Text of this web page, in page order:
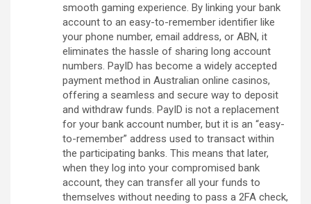
smooth gaming experience. By linking your bank
account to an easy-to-remember identifier like
your phone number, email address, or ABN, it
eliminates the hassle of sharing long account
numbers. PayID has become a widely accepted
payment method in Australian online casinos,
offering a seamless and secure way to deposit
and withdraw funds. PayID is not a replacement
for your bank account number, but it is an “easy-
to-remember” address used to transact within
the participating banks. This means that later,
when they log into your compromised bank
account, they can transfer all your funds to
themselves without needing to pass a 2FA check,